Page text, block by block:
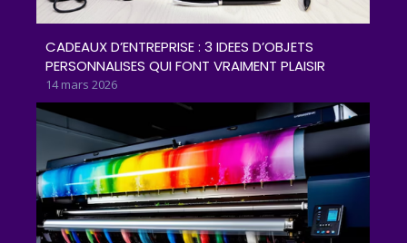
CADEAUX D’ENTREPRISE : 3 IDEES D’OBJETS
PERSONNALISES QUI FONT VRAIMENT PLAISIR
14 mars 2026